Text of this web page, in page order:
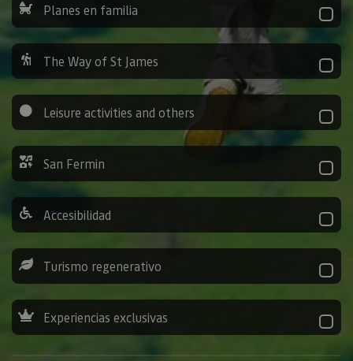
Planes en familia
The Way of St James
Leisure activities and others
San Fermin
Accesibilidad
Turismo regenerativo
Experiencias exclusivas